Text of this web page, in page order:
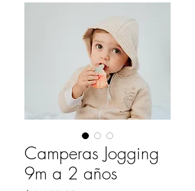
Camperas Jogging
9m a 2 años